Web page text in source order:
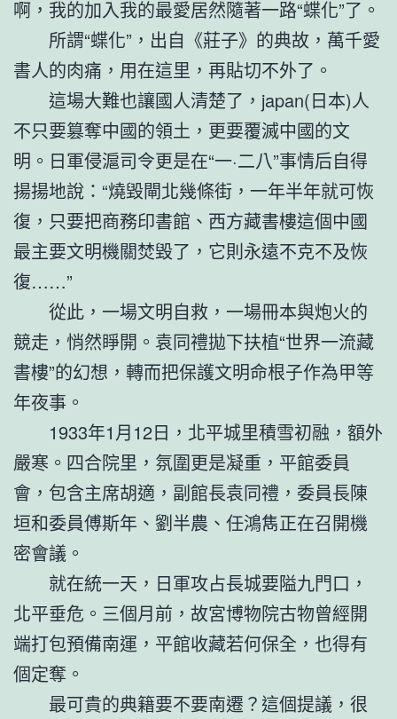
啊，我的加入我的最愛居然隨著一路“蝶化”了。
所謂“蝶化”，出自《莊子》的典故，萬千愛
書人的肉痛，用在這里，再貼切不外了。
這場大難也讓國人清楚了，japan(日本)人
不只要篡奪中國的領土，更要覆滅中國的文
明。日軍侵滬司令更是在“一·二八”事情后自得
揚揚地說：“燒毀閘北幾條街，一年半年就可恢
復，只要把商務印書館、西方藏書樓這個中國
最主要文明機關焚毀了，它則永遠不克不及恢
復……”
從此，一場文明自救，一場冊本與炮火的
競走，悄然睜開。袁同禮拋下扶植“世界一流藏
書樓”的幻想，轉而把保護文明命根子作為甲等
年夜事。
1933年1月12日，北平城里積雪初融，額外
嚴寒。四合院里，氛圍更是凝重，平館委員
會，包含主席胡適，副館長袁同禮，委員長陳
垣和委員傅斯年、劉半農、任鴻雋正在召開機
密會議。
就在統一天，日軍攻占長城要隘九門口，
北平垂危。三個月前，故宮博物院古物曾經開
端打包預備南運，平館收藏若何保全，也得有
個定奪。
最可貴的典籍要不要南遷？這個提議，很